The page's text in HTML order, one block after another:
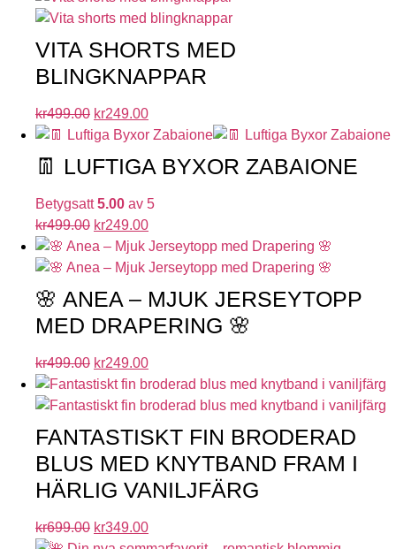
VITA SHORTS MED
BLINGKNAPPAR
kr499.00 kr249.00
👖 LUFTIGA BYXOR ZABAIONE
Betygsatt5.00 av 5
kr499.00 kr249.00
🌸 ANEA – MJUK JERSEYTOPP
MED DRAPERING 🌸
kr499.00 kr249.00
FANTASTISKT FIN BRODERAD
BLUS MED KNYTBAND FRAM I
HÄRLIG VANILJFÄRG
kr699.00 kr349.00